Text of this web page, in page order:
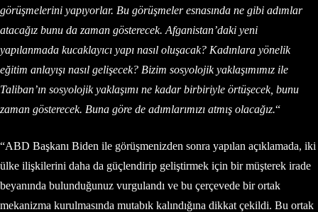
görüşmelerini yapıyorlar. Bu görüşmeler esnasında ne gibi adımlar
atacağız bunu da zaman gösterecek. Afganistan’daki yeni
yapılanmada kucaklayıcı yapı nasıl oluşacak? Kadınlara yönelik
eğitim anlayışı nasıl gelişecek? Bizim sosyolojik yaklaşımımız ile
Taliban’ın sosyolojik yaklaşımı ne kadar birbiriyle örtüşecek, bunu
zaman gösterecek. Buna göre de adımlarımızı atmış olacağız.“
“ABD Başkanı Biden ile görüşmenizden sonra yapılan açıklamada, iki
ülke ilişkilerini daha da güçlendirip geliştirmek için bir müşterek irade
beyanında bulunduğunuz vurgulandı ve bu çerçevede bir ortak
mekanizma kurulmasında mutabık kalındığına dikkat çekildi. Bu ortak